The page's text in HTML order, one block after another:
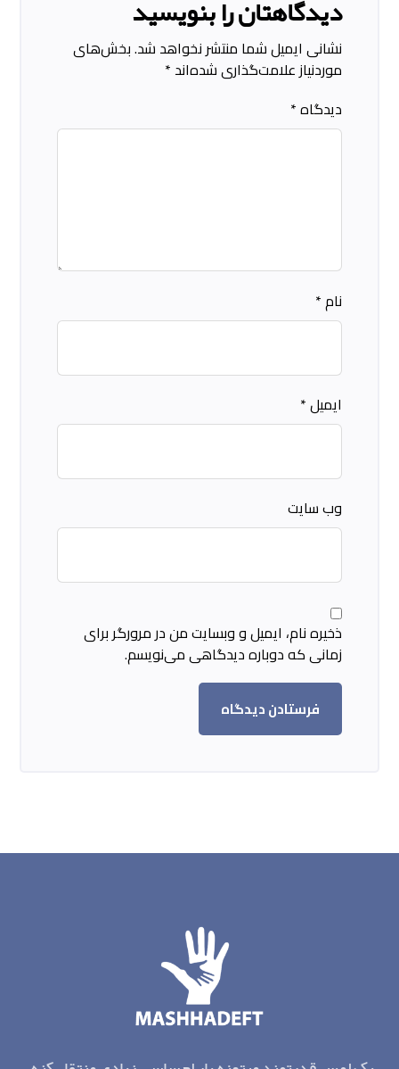
دیدگاهتان را بنویسید
نشانی ایمیل شما منتشر نخواهد شد.بخش‌های
موردنیاز علامت‌گذاری شده‌اند *
دیدگاه*
نام*
ایمیل*
وب‌ سایت
ذخیره نام، ایمیل و وبسایت من در مرورگر برای
زمانی که دوباره دیدگاهی می‌نویسم.
فرستادن دیدگاه